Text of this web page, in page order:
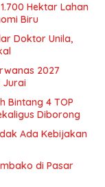
Hektar Lahan
Biru
Doktor Unila,
2027
Jurai
Bintang 4 TOP
Diborong
Ada Kebijakan
di Pasar